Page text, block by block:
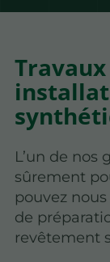
L’un de nos
sûrement
pouvez
de
revêtement